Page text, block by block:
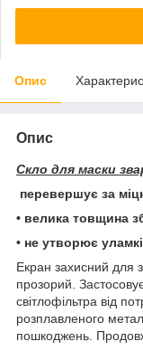
Опис
Опис
Скло для маски
перевершує за
• велика товщина
• не утворює
Екран захисний для
прозорий.
світлофільтра від
розплавленого
пошкоджень.